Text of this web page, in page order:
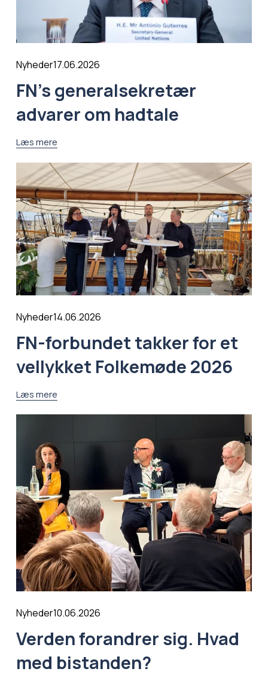
Nyheder17.06.2026
FN’s generalsekretær
advarer om hadtale
Læs mere
Nyheder14.06.2026
FN-forbundet takker for et
vellykket Folkemøde 2026
Læs mere
Nyheder10.06.2026
Verden forandrer sig. Hvad
med bistanden?